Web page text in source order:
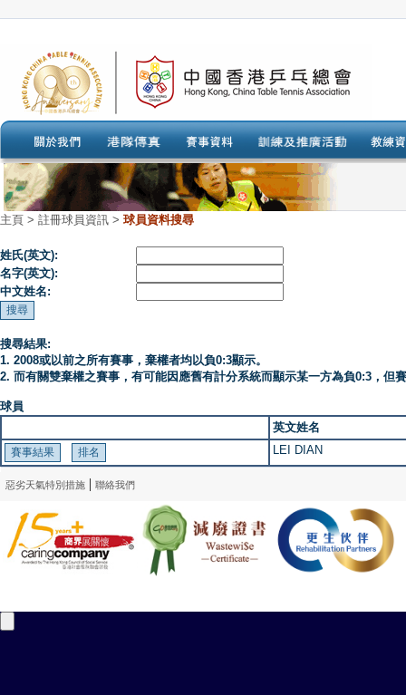
主頁 > 註冊球員資訊 > 球員資料搜尋
姓氏(英文):
名字(英文):
中文姓名:
搜尋結果:
1. 2008或以前之所有賽事，棄權者均以負0:3顯示。
2. 而有關雙棄權之賽事，有可能因應舊有計分系統而顯示某一方為負0:3，但
球員
英文姓名
LEI DIAN